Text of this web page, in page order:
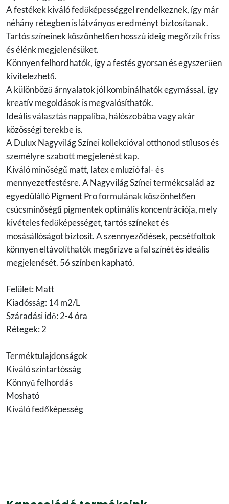
A festékek kiváló fedőképességgel rendelkeznek, így már
néhány rétegben is látványos eredményt biztosítanak.
Tartós színeinek köszönhetően hosszú ideig megőrzik friss
és élénk megjelenésüket.
Könnyen felhordhatók, így a festés gyorsan és egyszerűen
kivitelezhető.
A különböző árnyalatok jól kombinálhatók egymással, így
kreatív megoldások is megvalósíthatók.
Ideális választás nappaliba, hálószobába vagy akár
közösségi terekbe is.
A Dulux Nagyvilág Színei kollekcióval otthonod stílusos és
személyre szabott megjelenést kap.
Kiváló minőségű matt, latex emluzió fal- és
mennyezetfestésre. A Nagyvilág Színei termékcsalád az
egyedülálló Pigment Pro formulának köszönhetően
csúcsminőségű pigmentek optimális koncentrációja, mely
kivételes fedőképességet, tartós színeket és
mosásállóságot biztosít. A szennyeződések, pecsétfoltok
könnyen eltávolíthatók megőrizve a fal színét és ideális
megjelenését. 56 színben kapható.
Felület: Matt
Kiadósság: 14 m2/L
Száradási idő: 2-4 óra
Rétegek: 2
Terméktulajdonságok
Kiváló színtartósság
Könnyű felhordás
Mosható
Kiváló fedőképesség